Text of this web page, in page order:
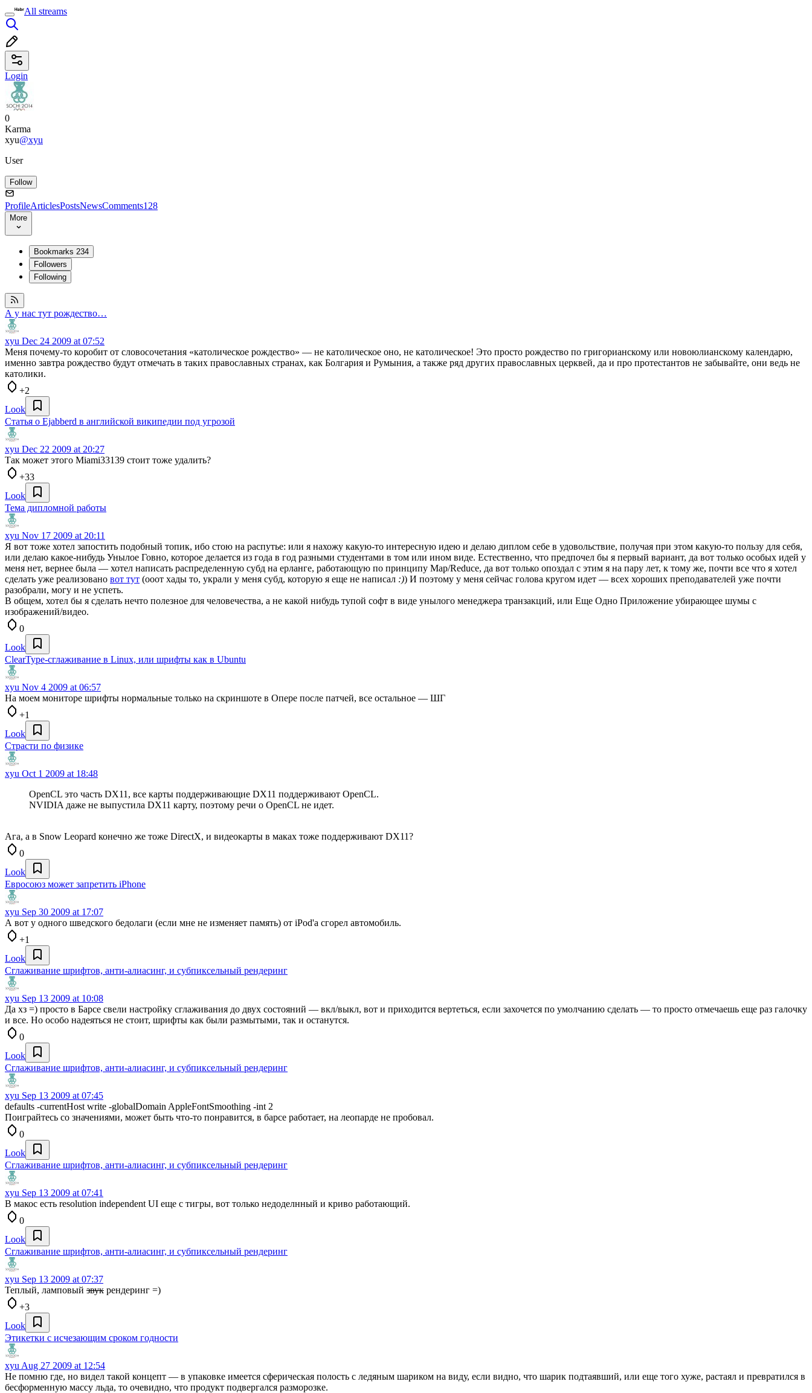
All streams
Login
0
Karma
xyu@xyu
User
Follow
ProfileArticlesPostsNewsComments128
More
Bookmarks 234
Followers
Following
А у нас тут рождество…
xyu Dec 24 2009 at 07:52
Меня почему-то коробит от словосочетания «католическое рождество» — не католическое оно, не католическое! Это просто рождество по григорианскому или новоюлианскому календарю,
именно завтра рождество будут отмечать в таких православных странах, как Болгария и Румыния, а также ряд других православных церквей, да и про протестантов не забывайте, они ведь не
католики.
+2
Look
Статья о Ejabberd в английской википедии под угрозой
xyu Dec 22 2009 at 20:27
Так может этого Miami33139 стоит тоже удалить?
+33
Look
Тема дипломной работы
xyu Nov 17 2009 at 20:11
Я вот тоже хотел запостить подобный топик, ибо стою на распутье: или я нахожу какую-то интересную идею и делаю диплом себе в удовольствие, получая при этом какую-то пользу для себя,
или делаю какое-нибудь Унылое Говно, которое делается из года в год разными студентами в том или ином виде. Естественно, что предпочел бы я первый вариант, да вот только особых идей у
меня нет, вернее была — хотел написать распределенную субд на ерланге, работающую по принципу Map/Reduce, да вот только опоздал с этим я на пару лет, к тому же, почти все что я хотел
сделать уже реализовано вот тут (ооот хады то, украли у меня субд, которую я еще не написал :)) И поэтому у меня сейчас голова кругом идет — всех хороших преподавателей уже почти
разобрали, могу и не успеть.
В общем, хотел бы я сделать нечто полезное для человечества, а не какой нибудь тупой софт в виде унылого менеджера транзакций, или Еще Одно Приложение убирающее шумы с
изображений/видео.
0
Look
ClearType-сглаживание в Linux, или шрифты как в Ubuntu
xyu Nov 4 2009 at 06:57
На моем мониторе шрифты нормальные только на скриншоте в Опере после патчей, все остальное — ШГ
+1
Look
Страсти по физике
xyu Oct 1 2009 at 18:48
OpenCL это часть DX11, все карты поддерживающие DX11 поддерживают OpenCL.
NVIDIA даже не выпустила DX11 карту, поэтому речи о OpenCL не идет.
Ага, а в Snow Leopard конечно же тоже DirectX, и видеокарты в маках тоже поддерживают DX11?
0
Look
Евросоюз может запретить iPhone
xyu Sep 30 2009 at 17:07
А вот у одного шведского бедолаги (если мне не изменяет память) от iPod'а сгорел автомобиль.
+1
Look
Сглаживание шрифтов, анти-алиасинг, и субпиксельный рендеринг
xyu Sep 13 2009 at 10:08
Да хз =) просто в Барсе свели настройку сглаживания до двух состояний — вкл/выкл, вот и приходится вертеться, если захочется по умолчанию сделать — то просто отмечаешь еще раз галочку
и все. Но особо надеяться не стоит, шрифты как были размытыми, так и останутся.
0
Look
Сглаживание шрифтов, анти-алиасинг, и субпиксельный рендеринг
xyu Sep 13 2009 at 07:45
defaults -currentHost write -globalDomain AppleFontSmoothing -int 2
Поиграйтесь со значениями, может быть что-то понравится, в барсе работает, на леопарде не пробовал.
0
Look
Сглаживание шрифтов, анти-алиасинг, и субпиксельный рендеринг
xyu Sep 13 2009 at 07:41
В макос есть resolution independent UI еще с тигры, вот только недоделнный и криво работающий.
0
Look
Сглаживание шрифтов, анти-алиасинг, и субпиксельный рендеринг
xyu Sep 13 2009 at 07:37
Теплый, ламповый звук рендеринг =)
+3
Look
Этикетки с исчезающим сроком годности
xyu Aug 27 2009 at 12:54
Не помню где, но видел такой концепт — в упаковке имеется сферическая полость с ледяным шариком на виду, если видно, что шарик подтаявший, или еще того хуже, растаял и превратился в
бесформенную массу льда, то очевидно, что продукт подвергался разморозке.